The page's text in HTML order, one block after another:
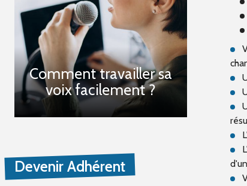
Comment travailler sa
voix facilement ?
Devenir Adhérent